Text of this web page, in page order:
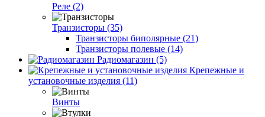
Реле (2)
Транзисторы (35)
Транзисторы биполярные (21)
Транзисторы полевые (14)
Радиомагазин (5)
Крепежные и
установочные изделия (11)
Винты